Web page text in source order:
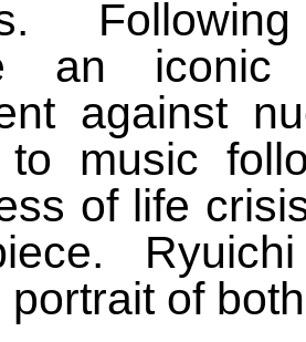
an
against
to music
of life
portrait of